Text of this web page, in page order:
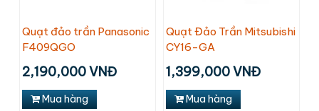
Quạt đảo trần Panasonic
F409QGO
2,190,000 VNĐ
Mua hàng
Quạt Đảo Trần Mitsubishi
CY16-GA
1,399,000 VNĐ
Mua hàng